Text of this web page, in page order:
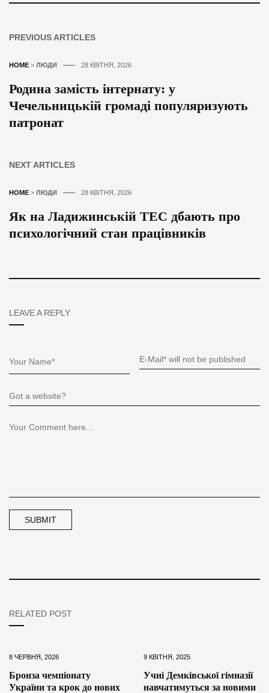
PREVIOUS ARTICLES
HOME > ЛЮДИ 28 КВІТНЯ, 2026
Родина замість інтернату: у
Чечельницькій громаді популяризують
патронат
NEXT ARTICLES
HOME > ЛЮДИ 28 КВІТНЯ, 2026
Як на Ладижинській ТЕС дбають про
психологічний стан працівників
LEAVE A REPLY
RELATED POST
8 ЧЕРВНЯ, 2026
Бронза чемпіонату
України та крок до нових
9 КВІТНЯ, 2025
Учні Демківської гімназії
навчатимуться за новими